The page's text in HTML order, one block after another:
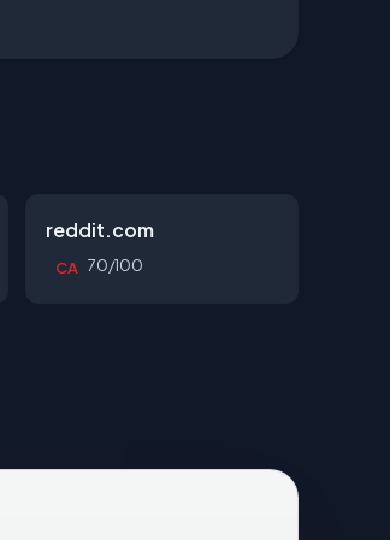
reddit.com
CA 70/100